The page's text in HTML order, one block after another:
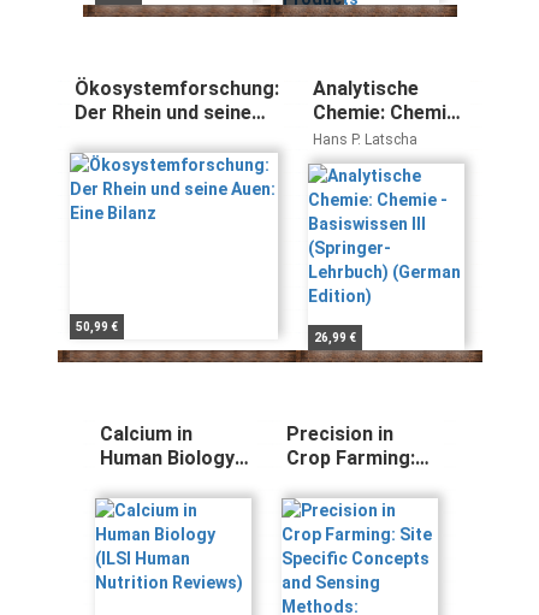
Ökosystemforschung:
Der Rhein und seine
50,99 €
Analytische
Chemie: Chemie
- Basiswissen III
(Springer-
Lehrbuch)
(German Edition)
Hans P. Latscha
26,99 €
Calcium in
Human Biology
Nutrition
Reviews)
Precision in
Crop Farming:
Concepts and
Sensing
Methods:
Applications and
Results